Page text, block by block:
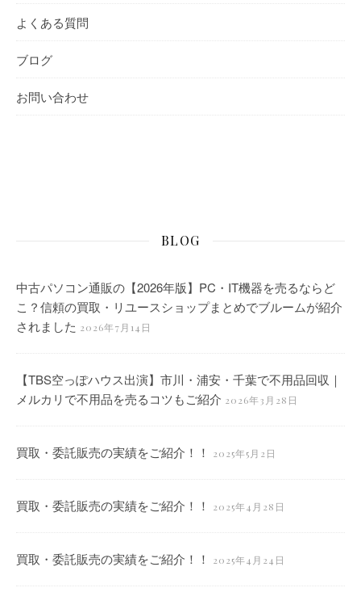
よくある質問
ブログ
お問い合わせ
BLOG
中古パソコン通販の【2026年版】PC・IT機器を売るならど
こ？信頼の買取・リユースショップまとめでブルームが紹介
されました 2026年7月14日
【TBS空っぽハウス出演】市川・浦安・千葉で不用品回収｜
メルカリで不用品を売るコツもご紹介 2026年3月28日
買取・委託販売の実績をご紹介！！ 2025年5月2日
買取・委託販売の実績をご紹介！！ 2025年4月28日
買取・委託販売の実績をご紹介！！ 2025年4月24日